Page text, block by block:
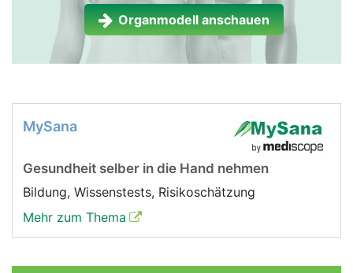
Organmodell anschauen
MySana
Gesundheit selber in die Hand nehmen
Bildung, Wissenstests, Risikoschätzung
Mehr zum Thema